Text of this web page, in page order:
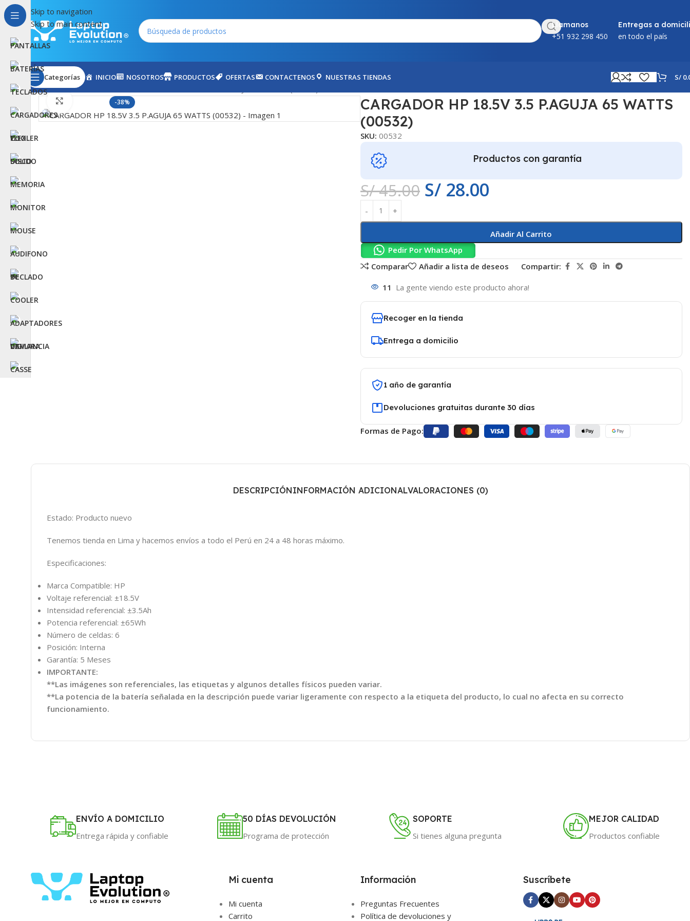
Skip to navigation
Skip to main content
Llamanos
+51 932 298 450
Entregas a
en todo el país
Categorías INICIO NOSOTROS PRODUCTOS OFERTAS CONTACTENOS NUESTRAS TIENDAS S/
Inicio CARGADORES
-38%
Haga Click para agrandar
CARGADOR HP 18.5V 3.5 P.AGUJA 65 WATTS
(00532)
SKU: 00532
Productos con garantía
S/45.00 S/28.00
Añadir Al Carrito
Pedir Por WhatsApp
Comparar
Añadir a lista de deseos Compartir:
11 La gente viendo este producto ahora!
Recoger en la tienda
Entrega a domicilio
1 año de garantía
Devoluciones gratuitas durante 30 días
Formas de Pago:
DESCRIPCIÓNINFORMACIÓN ADICIONALVALORACIONES (0)
Estado: Producto nuevo
Tenemos tienda en Lima y hacemos envíos a todo el Perú en 24 a 48 horas máximo.
Especificaciones:
Marca Compatible: HP
Voltaje referencial: ±18.5V
Intensidad referencial: ±3.5Ah
Potencia referencial: ±65Wh
Número de celdas: 6
Posición: Interna
Garantía: 5 Meses
IMPORTANTE:
**Las imágenes son referenciales, las etiquetas y algunos detalles físicos pueden variar.
**La potencia de la batería señalada en la descripción puede variar ligeramente con respecto a la etiqueta del producto, lo cual no afecta en su correcto
funcionamiento.
ENVÍO A DOMICILIO
Entrega rápida y confiable
50 DÍAS DEVOLUCIÓN
Programa de protección
SOPORTE
Si tienes alguna pregunta
MEJOR CALIDAD
Productos confiable
Mi cuenta
Mi cuenta
Carrito
Información
Preguntas Frecuentes
Política de devoluciones y
Suscríbete